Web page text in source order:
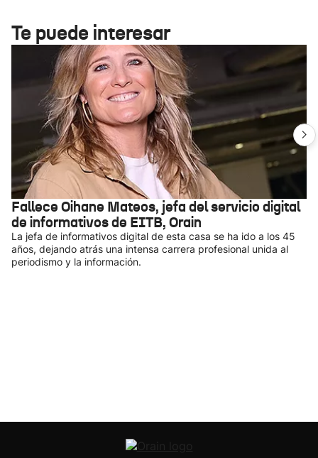
Te puede interesar
Fallece Oihane Mateos, jefa del servicio digital
de informativos de EITB, Orain
La jefa de informativos digital de esta casa se ha ido a los 45
años, dejando atrás una intensa carrera profesional unida al
periodismo y la información.